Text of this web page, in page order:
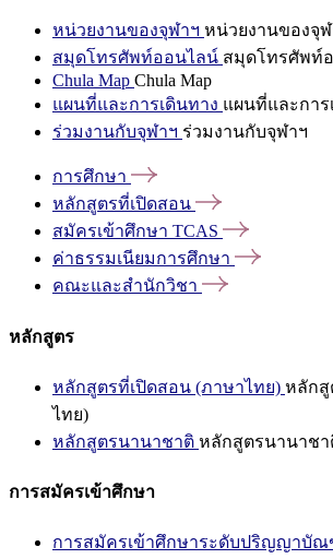
หน่วยงานของจุฬาฯ หน่วยงานของจุฬ
สมุดโทรศัพท์ออนไลน์ สมุดโทรศัพท์
Chula Map Chula Map
แผนที่และการเดินทาง แผนที่และการ
ร่วมงานกับจุฬาฯ ร่วมงานกับจุฬาฯ
การศึกษา
หลักสูตรที่เปิดสอน
สมัครเข้าศึกษา TCAS
ค่าธรรมเนียมการศึกษา
คณะและสำนักวิชา
หลักสูตร
หลักสูตรที่เปิดสอน (ภาษาไทย) หลักสู
ไทย)
หลักสูตรนานาชาติ หลักสูตรนานาชา
การสมัครเข้าศึกษา
การสมัครเข้าศึกษาระดับปริญญาบั